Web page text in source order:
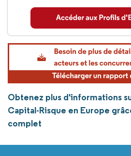
Obtenez plus d'informations
Capital-Risque en Europe
complet